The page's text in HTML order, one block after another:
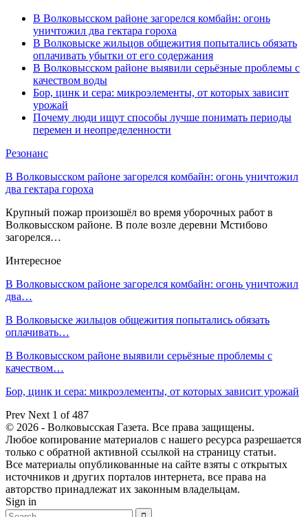
В Волковысском районе загорелся комбайн: огонь
уничтожил два гектара гороха
В Волковыске жильцов общежития попытались обязать
оплачивать убытки от его содержания
В Волковысском районе выявили серьёзные проблемы с
качеством воды
Бор, цинк и сера: микроэлементы, от которых зависит
урожай
Почему люди ищут способы лучше понимать периоды
перемен и неопределенности
Резонанс
В Волковысском районе загорелся комбайн: огонь уничтожил
два гектара гороха
Крупный пожар произошёл во время уборочных работ в
Волковысском районе. В поле возле деревни Мстибово
загорелся…
Интересное
В Волковысском районе загорелся комбайн: огонь уничтожил
два…
В Волковыске жильцов общежития попытались обязать
оплачивать…
В Волковысском районе выявили серьёзные проблемы с
качеством…
Бор, цинк и сера: микроэлементы, от которых зависит урожай
Prev Next 1 of 487
© 2026 - Волковысская Газета. Все права защищены.
Любое копирование материалов с нашего ресурса разрешается
только с обратной активной ссылкой на страницу статьи.
Все материалы опубликованные на сайте взяты с открытых
источников и других порталов интернета, все права на
авторство принадлежат их законным владельцам.
Sign in